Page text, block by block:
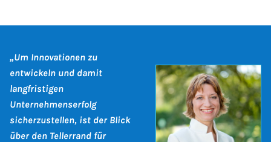
„Um Innovationen zu
entwickeln und damit
langfristigen
Unternehmenserfolg
sicherzustellen, ist der Blick
über den Tellerrand für